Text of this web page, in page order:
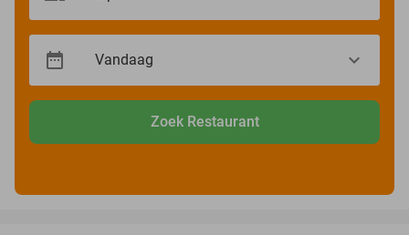
Zoek Restaurant